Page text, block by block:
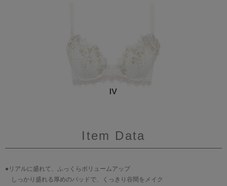
Item Data
●リアルに盛れて、ふっくらボリュームアップ
しっかり盛れる厚めのパッドで、くっきり谷間をメイク